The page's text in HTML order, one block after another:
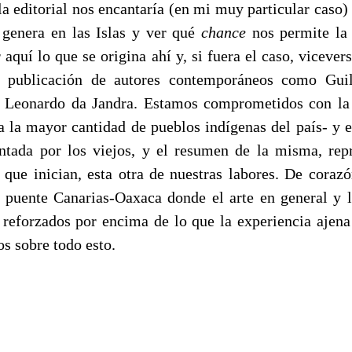
editorial nos encantaría (en mi muy particular caso)
en las Islas y ver quéchance nos permite
lo que se origina ahí y, si fuera el caso,
de autores contemporáneos como
da Jandra. Estamos comprometidos con
la mayor cantidad de pueblos indígenas del país- y
por los viejos, y el resumen de la misma,
inician, esta otra de nuestras labores. De
Canarias-Oaxaca donde el arte en general
por encima de lo que la experiencia
sobre todo esto.